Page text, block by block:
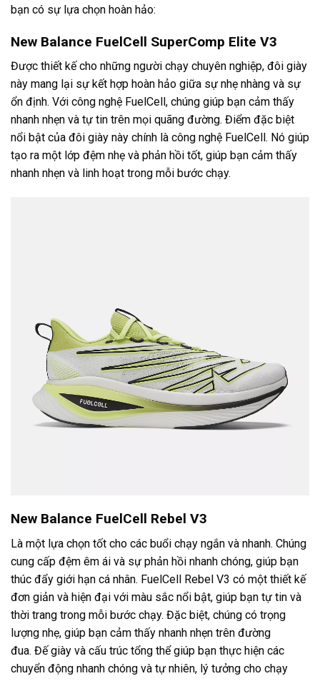
bạn có sự lựa chọn hoàn hảo:
New Balance FuelCell SuperComp Elite V3
Được thiết kế cho những người chạy chuyên nghiệp, đôi giày
này mang lại sự kết hợp hoàn hảo giữa sự nhẹ nhàng và sự
ổn định. Với công nghệ FuelCell, chúng giúp bạn cảm thấy
nhanh nhẹn và tự tin trên mọi quãng đường. Điểm đặc biệt
nổi bật của đôi giày này chính là công nghệ FuelCell. Nó giúp
tạo ra một lớp đệm nhẹ và phản hồi tốt, giúp bạn cảm thấy
nhanh nhẹn và linh hoạt trong mỗi bước chạy.
New Balance FuelCell Rebel V3
Là một lựa chọn tốt cho các buổi chạy ngắn và nhanh. Chúng
cung cấp đệm êm ái và sự phản hồi nhanh chóng, giúp bạn
thúc đẩy giới hạn cá nhân. FuelCell Rebel V3 có một thiết kế
đơn giản và hiện đại với màu sắc nổi bật, giúp bạn tự tin và
thời trang trong mỗi bước chạy. Đặc biệt, chúng có trọng
lượng nhẹ, giúp bạn cảm thấy nhanh nhẹn trên đường
đua. Đế giày và cấu trúc tổng thể giúp bạn thực hiện các
chuyển động nhanh chóng và tự nhiên, lý tưởng cho chạy